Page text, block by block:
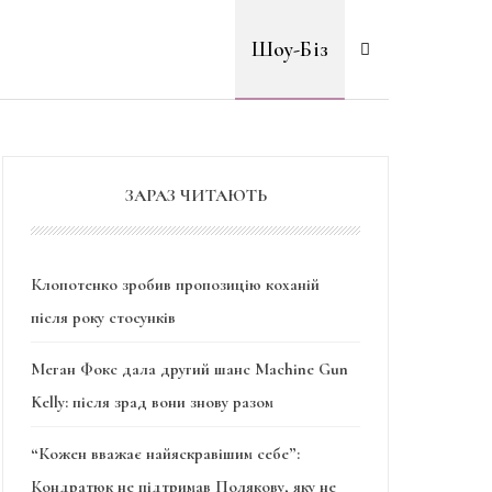
Шоу-Біз
ЗАРАЗ ЧИТАЮТЬ
Клопотенко зробив пропозицію коханій
після року стосунків
Меган Фокс дала другий шанс Machine Gun
Kelly: після зрад вони знову разом
“Кожен вважає найяскравішим себе”:
Кондратюк не підтримав Полякову, яку не